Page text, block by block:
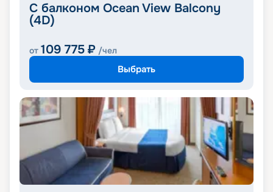
С балконом Ocean View Balcony
(4D)
от 109 775 ₽ /чел
Выбрать